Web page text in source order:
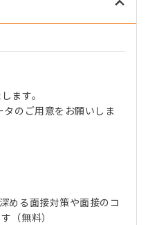
ます。
のご用意をお願いしま
める面接対策や面接のコ
（無料）